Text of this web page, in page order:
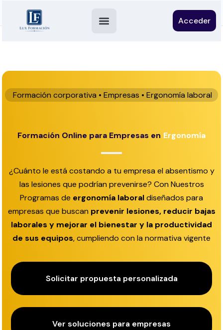
Acceder
Formación corporativa • Empresas • Ergonomía laboral
Formación Online para Empresas en Ergonomía
¿Cuánto le está costando a tu empresa el absentismo y
las lesiones que podrían prevenirse? Con Nuestros
Programas de ergonomía laboraldiseñados para
empresas que buscan prevenir lesiones, reducir bajas
laborales y mejorar el bienestar y la productividad
de sus equipos, cumpliendo con la normativa vigente
Solicitar propuesta personalizada
Ver soluciones para empresas